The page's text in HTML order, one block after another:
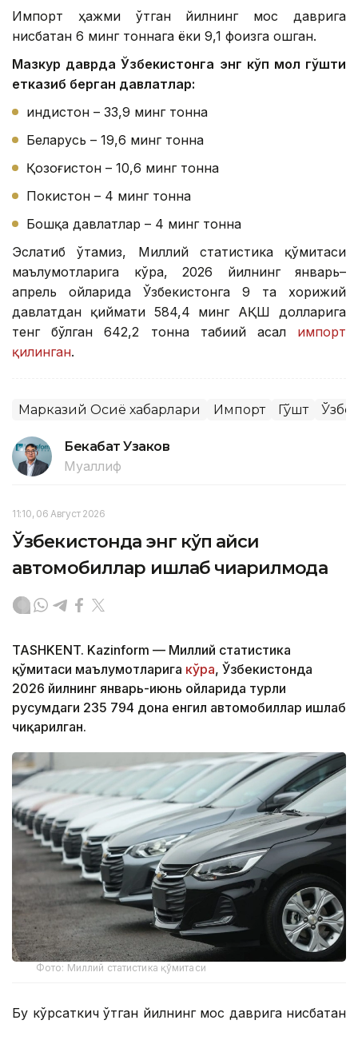
Импорт ҳажми ўтган йилнинг мос даврига
нисбатан 6 минг тоннага ёки 9,1 фоизга ошган.
Мазкур даврда Ўзбекистонга энг кўп мол гўшти
етказиб берган давлатлар:
Ҳиндистон – 33,9 минг тонна
Беларусь – 19,6 минг тонна
Қозоғистон – 10,6 минг тонна
Покистон – 4 минг тонна
Бошқа давлатлар – 4 минг тонна
Эслатиб ўтамиз, Миллий статистика қўмитаси
маълумотларига кўра, 2026 йилнинг январь–
апрель ойларида Ўзбекистонга 9 та хорижий
давлатдан қиймати 584,4 минг АҚШ долларига
тенг бўлган 642,2 тонна табиий асал импорт
қилинган.
Марказий Осиё хабарлари Импорт Гўшт
Бекабат Узаков
Муаллиф
11:10, 06 Август 2026
Ўзбекистонда энг кўп қайси
автомобиллар ишлаб чиқарилмоқда
TASHKENT. Kazinform — Миллий статистика
қўмитаси маълумотларига кўра, Ўзбекистонда
2026 йилнинг январь-июнь ойларида турли
русумдаги 235 794 дона енгил автомобиллар ишлаб
чиқарилган.
Фото: Миллий статистика қўмитаси
Бу кўрсаткич ўтган йилнинг мос даврига нисбатан